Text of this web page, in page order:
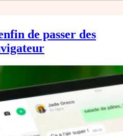
de passer des